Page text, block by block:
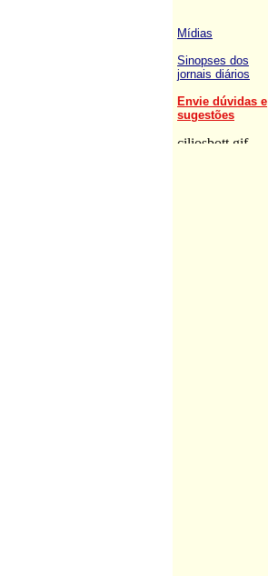
Mídias
Sinopses dos
jornais diários
Envie dúvidas e
sugestões